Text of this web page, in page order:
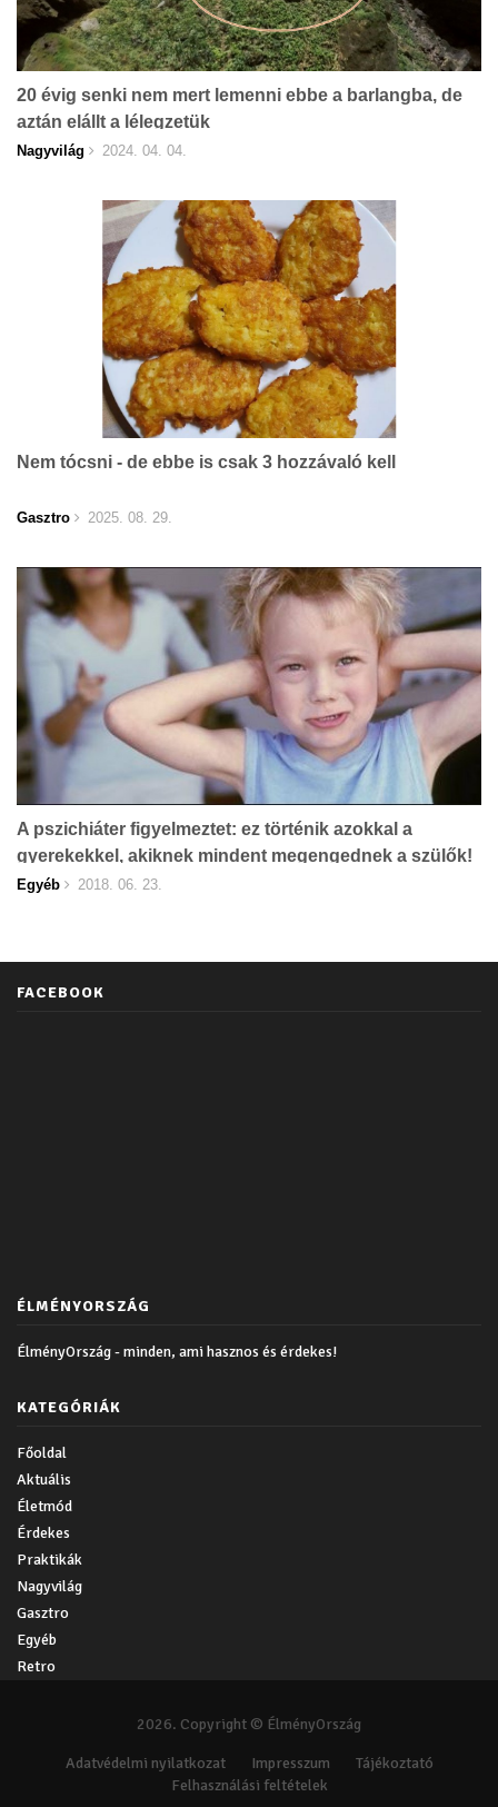
20 évig senki nem mert lemenni ebbe a barlangba, de
aztán elállt a lélegzetük
Nagyvilág 2024. 04. 04.
Nem tócsni - de ebbe is csak 3 hozzávaló kell
Gasztro 2025. 08. 29.
A pszichiáter figyelmeztet: ez történik azokkal a
gyerekekkel, akiknek mindent megengednek a szülők!
Egyéb 2018. 06. 23.
FACEBOOK
ÉLMÉNYORSZÁG
ÉlményOrszág - minden, ami hasznos és érdekes!
KATEGÓRIÁK
Főoldal
Aktuális
Életmód
Érdekes
Praktikák
Nagyvilág
Gasztro
Egyéb
Retro
2026. Copyright © ÉlményOrszág
Adatvédelmi nyilatkozat Impresszum
Tájékoztató
Felhasználási feltételek